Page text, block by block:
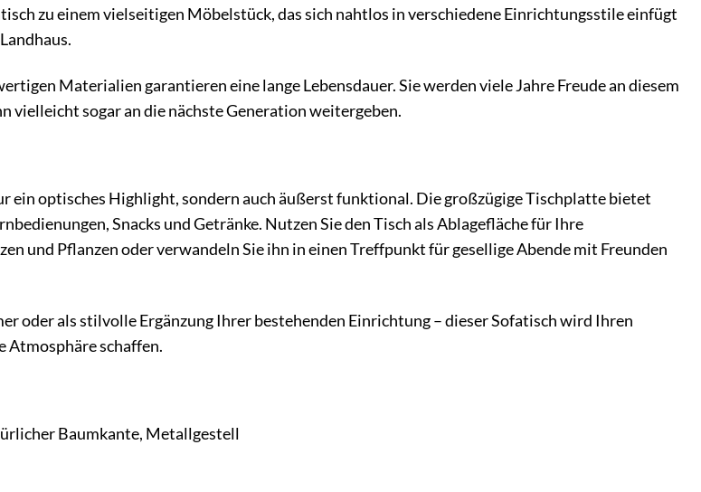
zu einem vielseitigen Möbelstück, das sich nahtlos in verschiedene Einrichtungsstile einfügt
Materialien garantieren eine lange Lebensdauer. Sie werden viele Jahre Freude an diesem
vielleicht sogar an die nächste Generation weitergeben.
ein optisches Highlight, sondern auch äußerst funktional. Die großzügige Tischplatte bietet
Snacks und Getränke. Nutzen Sie den Tisch als Ablagefläche für Ihre
und Pflanzen oder verwandeln Sie ihn in einen Treffpunkt für gesellige Abende mit Freunden
oder als stilvolle Ergänzung Ihrer bestehenden Einrichtung – dieser Sofatisch wird Ihren
Atmosphäre schaffen.
Baumkante, Metallgestell